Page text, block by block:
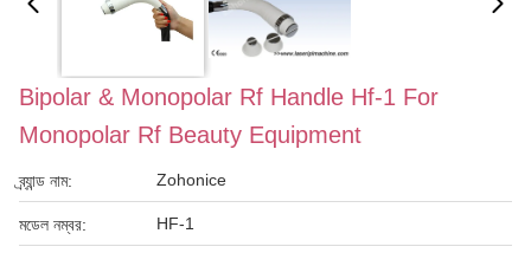
Bipolar & Monopolar Rf Handle Hf-1 For
Monopolar Rf Beauty Equipment
ব্র্যান্ড নাম: Zohonice
মডেল নম্বর: HF-1